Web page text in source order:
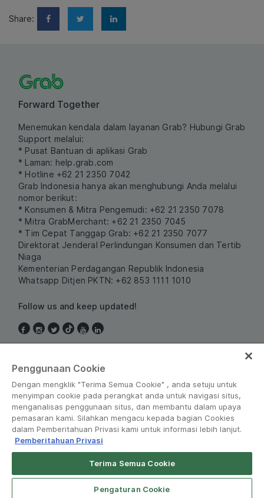
Share:
Forward Together
Menemukan kendala dalam layanan Grab? Hubungi Grab
Support melalui:
* Pusat Bantuan di aplikasi Grab
* Laman: help.grab.com
* Hotline +62 21 2350 7042
Grab Indonesia hanya akan menghubungi Anda melalui
nomor berikut:
* Konsumen & Mitra Pengemudi: +62 21 2350 7078
* Mitra GrabMerchant: +62 21 2350 7045
* Tim Cepat Tanggap Grab: +62 21 2350 7077
Direktorat Jenderal Perlindungan Konsumen dan Tertib
Niaga
Kementerian Perdagangan Republik Indonesia
Whatsapp Ditjen PKTN: +62 853 1111 1010
Follow us and keep updated!
© Grab 2010 - 2026
Grab Driver for Android Open App
Penggunaan Cookie
Dengan mengklik "Terima Semua Cookie" , anda setuju untuk
menyimpan cookie pada perangkat anda untuk navigasi situs,
menganalisas penggunaan situs, dan membantu dalam upaya
pemasaran kami. Silahkan mengacu kepada bagian Cookies
dalam Pemberitahuan Privasi kami untuk informasi lebih lanjut.
Pemberitahuan Privasi
Terima Semua Cookie
Pengaturan Cookie